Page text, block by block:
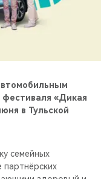
«Дикая
в Тульской
семейных
партнёрских